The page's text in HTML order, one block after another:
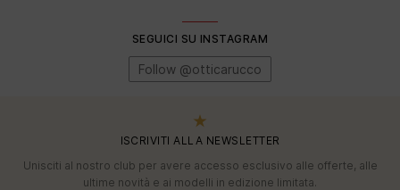
SEGUICI SU INSTAGRAM
Follow @otticarucco
ISCRIVITI ALLA NEWSLETTER
Unisciti al nostro club per avere accesso esclusivo alle offerte, alle
ultime novità e ai modelli in edizione limitata.